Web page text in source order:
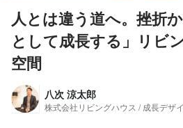
人とは違う道へ。挫折
として成長する」リビ
空間
八次 涼太郎
株式会社リビングハウス / 成長デ